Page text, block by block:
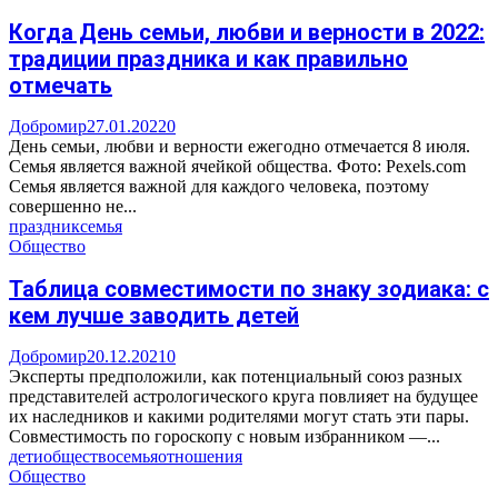
Когда День семьи, любви и верности в 2022:
традиции праздника и как правильно
отмечать
Добромир27.01.20220
День семьи, любви и верности ежегодно отмечается 8 июля.
Семья является важной ячейкой общества. Фото: Pexels.com
Семья является важной для каждого человека, поэтому
совершенно не...
праздниксемья
Общество
Таблица совместимости по знаку зодиака: с
кем лучше заводить детей
Добромир20.12.20210
Эксперты предположили, как потенциальный союз разных
представителей астрологического круга повлияет на будущее
их наследников и какими родителями могут стать эти пары.
Совместимость по гороскопу с новым избранником —...
детиобществосемьяотношения
Общество